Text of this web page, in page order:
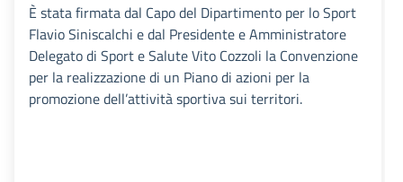
È stata firmata dal Capo del Dipartimento per lo Sport
Flavio Siniscalchi e dal Presidente e Amministratore
Delegato di Sport e Salute Vito Cozzoli la Convenzione
per la realizzazione di un Piano di azioni per la
promozione dell’attività sportiva sui territori.